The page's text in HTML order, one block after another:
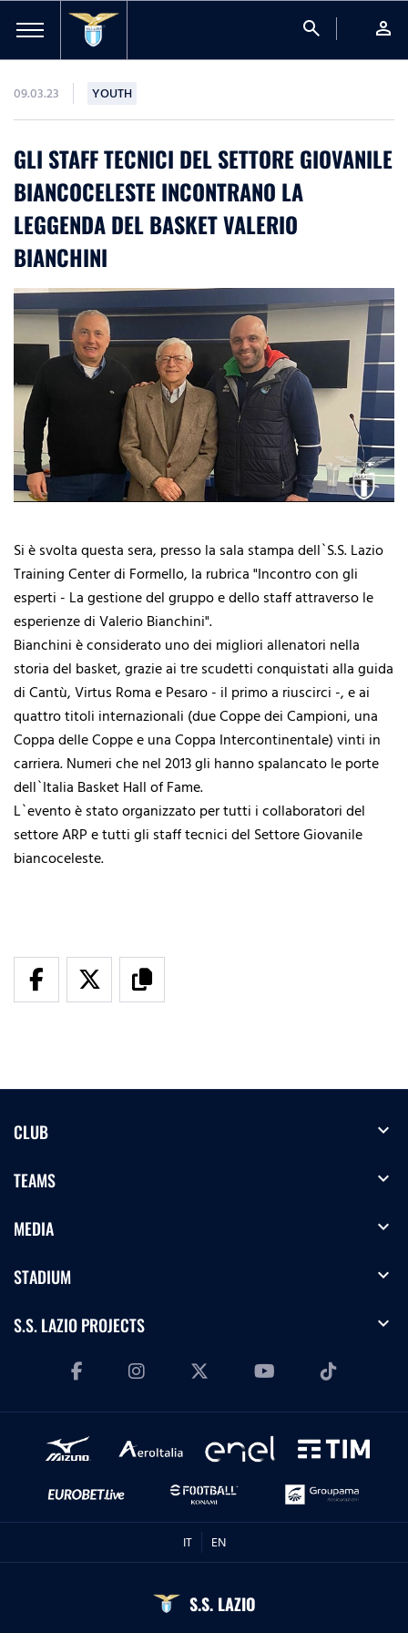
search person
09.03.23 YOUTH
GLI STAFF TECNICI DEL SETTORE GIOVANILE
BIANCOCELESTE INCONTRANO LA
LEGGENDA DEL BASKET VALERIO
BIANCHINI
Si è svolta questa sera, presso la sala stampa dell`S.S. Lazio
Training Center di Formello, la rubrica "Incontro con gli
esperti - La gestione del gruppo e dello staff attraverso le
esperienze di Valerio Bianchini".
Bianchini è considerato uno dei migliori allenatori nella
storia del basket, grazie ai tre scudetti conquistati alla guida
di Cantù, Virtus Roma e Pesaro - il primo a riuscirci -, e ai
quattro titoli internazionali (due Coppe dei Campioni, una
Coppa delle Coppe e una Coppa Intercontinentale) vinti in
carriera. Numeri che nel 2013 gli hanno spalancato le porte
dell`Italia Basket Hall of Fame.
L`evento è stato organizzato per tutti i collaboratori del
settore ARP e tutti gli staff tecnici del Settore Giovanile
biancoceleste.
CLUB expand_more
TEAMS expand_more
MEDIA expand_more
STADIUM expand_more
S.S. LAZIO PROJECTS expand_more
IT EN
S.S. LAZIO